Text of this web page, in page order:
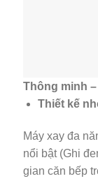
Thông minh
Thiết kế
Máy xay đa
nổi bật (Ghi
gian căn bếp